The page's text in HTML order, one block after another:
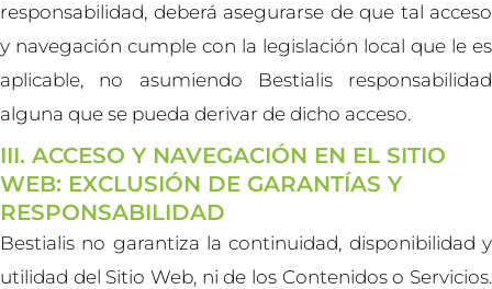
responsabilidad, deberá asegurarse de que tal acceso
y navegación cumple con la legislación local que le es
aplicable, no asumiendo Bestialis responsabilidad
alguna que se pueda derivar de dicho acceso.
III. ACCESO Y NAVEGACIÓN EN EL SITIO
WEB: EXCLUSIÓN DE GARANTÍAS Y
RESPONSABILIDAD
Bestialis no garantiza la continuidad, disponibilidad y
utilidad del Sitio Web, ni de los Contenidos o Servicios.